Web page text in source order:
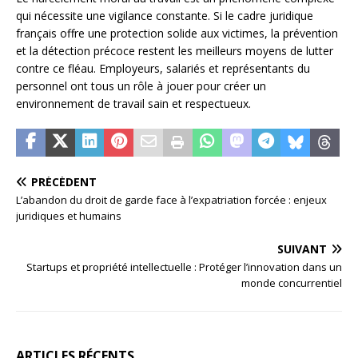
qui nécessite une vigilance constante. Si le cadre juridique
français offre une protection solide aux victimes, la prévention
et la détection précoce restent les meilleurs moyens de lutter
contre ce fléau. Employeurs, salariés et représentants du
personnel ont tous un rôle à jouer pour créer un
environnement de travail sain et respectueux.
PRÉCÉDENT
L’abandon du droit de garde face à l’expatriation forcée : enjeux
juridiques et humains
SUIVANT
Startups et propriété intellectuelle : Protéger l’innovation dans un
monde concurrentiel